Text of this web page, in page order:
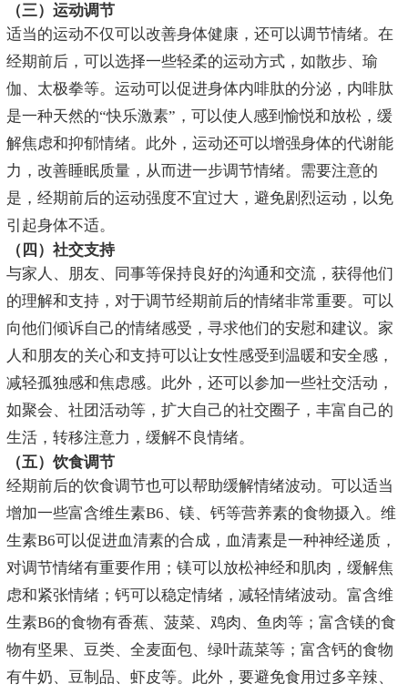
（三）运动调节
适当的运动不仅可以改善身体健康，还可以调节情绪。在
经期前后，可以选择一些轻柔的运动方式，如散步、瑜
伽、太极拳等。运动可以促进身体内啡肽的分泌，内啡肽
是一种天然的“快乐激素”，可以使人感到愉悦和放松，缓
解焦虑和抑郁情绪。此外，运动还可以增强身体的代谢能
力，改善睡眠质量，从而进一步调节情绪。需要注意的
是，经期前后的运动强度不宜过大，避免剧烈运动，以免
引起身体不适。
（四）社交支持
与家人、朋友、同事等保持良好的沟通和交流，获得他们
的理解和支持，对于调节经期前后的情绪非常重要。可以
向他们倾诉自己的情绪感受，寻求他们的安慰和建议。家
人和朋友的关心和支持可以让女性感受到温暖和安全感，
减轻孤独感和焦虑感。此外，还可以参加一些社交活动，
如聚会、社团活动等，扩大自己的社交圈子，丰富自己的
生活，转移注意力，缓解不良情绪。
（五）饮食调节
经期前后的饮食调节也可以帮助缓解情绪波动。可以适当
增加一些富含维生素B6、镁、钙等营养素的食物摄入。维
生素B6可以促进血清素的合成，血清素是一种神经递质，
对调节情绪有重要作用；镁可以放松神经和肌肉，缓解焦
虑和紧张情绪；钙可以稳定情绪，减轻情绪波动。富含维
生素B6的食物有香蕉、菠菜、鸡肉、鱼肉等；富含镁的食
物有坚果、豆类、全麦面包、绿叶蔬菜等；富含钙的食物
有牛奶、豆制品、虾皮等。此外，要避免食用过多辛辣、